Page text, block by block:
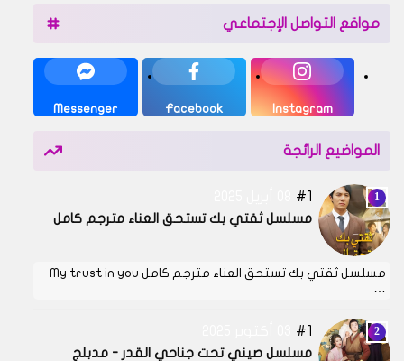
مواقع التواصل الإجتماعي
Instagram
Facebook
Messenger
المواضيع الرائجة
1
مسلسل ثقتي بك تستحق العناء مترجم كامل
مسلسل ثقتي بك تستحق العناء مترجم كامل My trust in you
1
مسلسل صيني تحت جناحي القدر - مدبلج